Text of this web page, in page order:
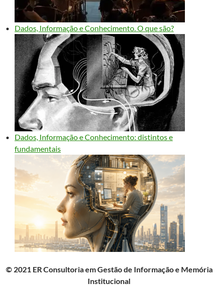
Dados, Informação e Conhecimento. O que são?
Dados, Informação e Conhecimento: distintos e
fundamentais
© 2021 ER Consultoria em Gestão de Informação e Memória
Institucional